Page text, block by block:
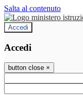
Salta al contenuto
Accedi
Accedi
button close ×